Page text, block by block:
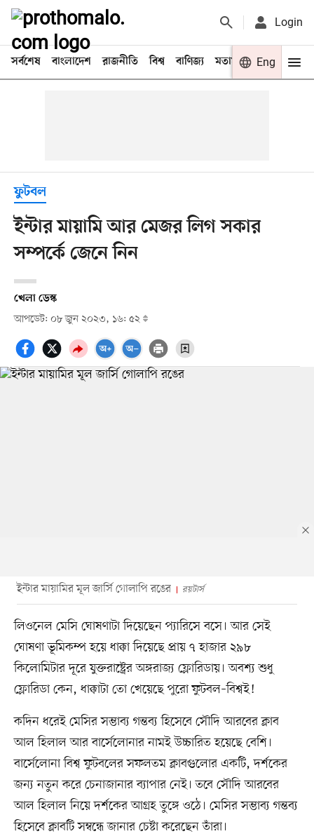
Login
সর্বশেষ বাংলাদেশ রাজনীতি বিশ্ব বাণিজ্য মতামত খেলা
Eng
ফুটবল
ইন্টার মায়ামি আর মেজর লিগ সকার
সম্পর্কে জেনে নিন
খেলা ডেস্ক
আপডেট: ০৮ জুন ২০২৩, ১৬: ৫২
ইন্টার মায়ামির মূল জার্সি গোলাপি রঙের রয়টার্স
লিওনেল মেসি ঘোষণাটা দিয়েছেন প্যারিসে বসে। আর সেই
ঘোষণা ভূমিকম্প হয়ে ধাক্কা দিয়েছে প্রায় ৭ হাজার ২৯৮
কিলোমিটার দূরে যুক্তরাষ্ট্রের অঙ্গরাজ্য ফ্লোরিডায়। অবশ্য শুধু
ফ্লোরিডা কেন, ধাক্কাটা তো খেয়েছে পুরো ফুটবল–বিশ্বই!
কদিন ধরেই মেসির সম্ভাব্য গন্তব্য হিসেবে সৌদি আরবের ক্লাব
আল হিলাল আর বার্সেলোনার নামই উচ্চারিত হয়েছে বেশি।
বার্সেলোনা বিশ্ব ফুটবলের সফলতম ক্লাবগুলোর একটি, দর্শকের
জন্য নতুন করে চেনাজানার ব্যাপার নেই। তবে সৌদি আরবের
আল হিলাল নিয়ে দর্শকের আগ্রহ তুঙ্গে ওঠে। মেসির সম্ভাব্য গন্তব্য
হিসেবে ক্লাবটি সম্বন্ধে জানার চেষ্টা করেছেন তাঁরা।